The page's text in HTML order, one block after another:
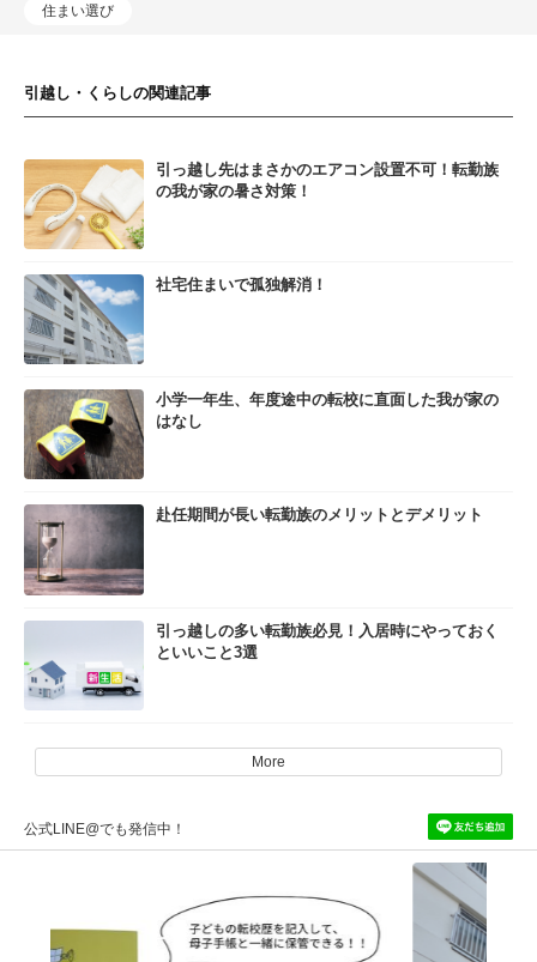
住まい選び
引越し・くらしの関連記事
引っ越し先はまさかのエアコン設置不可！転勤族
の我が家の暑さ対策！
社宅住まいで孤独解消！
小学一年生、年度途中の転校に直面した我が家の
はなし
赴任期間が長い転勤族のメリットとデメリット
引っ越しの多い転勤族必見！入居時にやっておく
といいこと3選
More
公式LINE@でも発信中！